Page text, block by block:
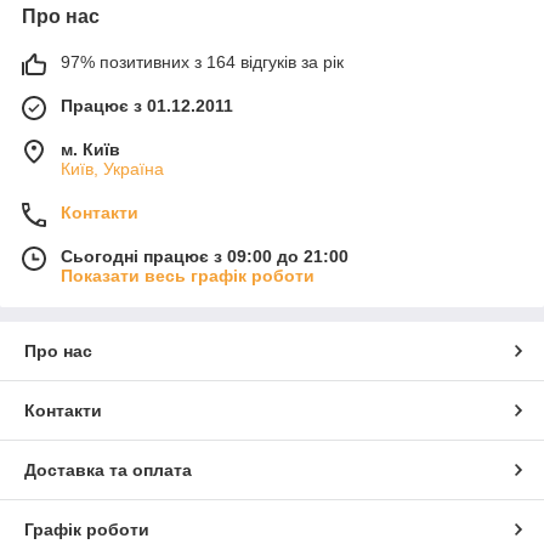
Про нас
97% позитивних з 164 відгуків за рік
Працює з 01.12.2011
м. Київ
Київ, Україна
Контакти
Сьогодні працює з 09:00 до 21:00
Показати весь графік роботи
Про нас
Контакти
Доставка та оплата
Графік роботи